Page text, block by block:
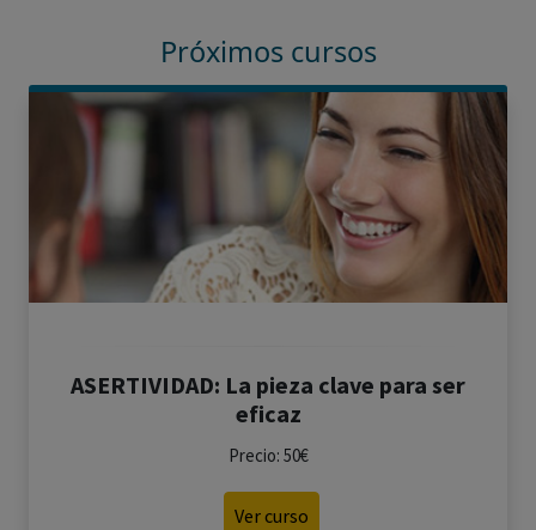
Próximos cursos
ASERTIVIDAD: La pieza clave para ser
eficaz
Precio: 50€
Ver curso